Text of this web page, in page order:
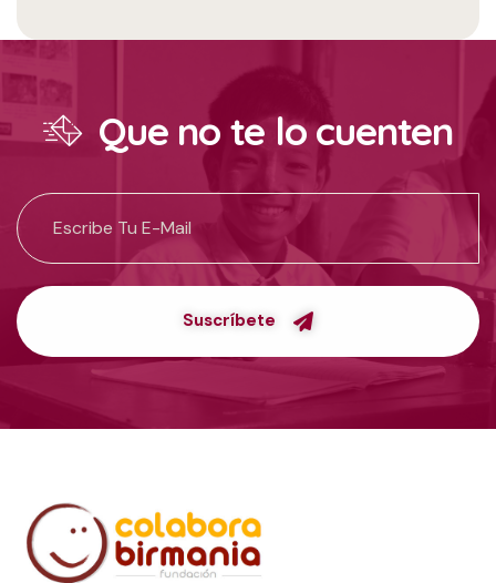
Que no te lo cuenten
Suscríbete